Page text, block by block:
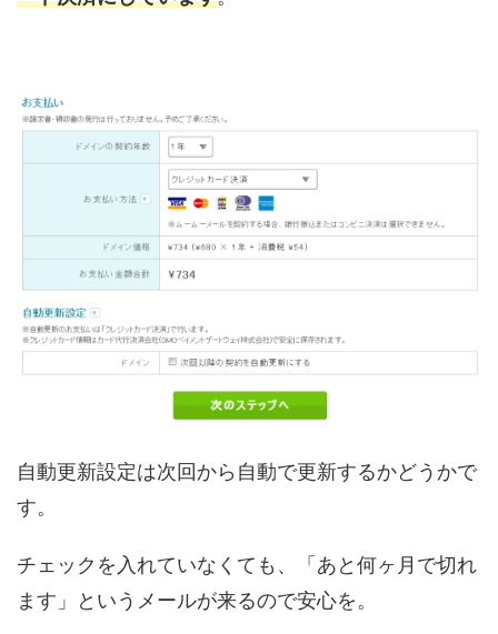
自動更新設定は次回から自動で更新するかどうかで
す。
チェックを入れていなくても、「あと何ヶ月で切れ
ます」というメールが来るので安心を。